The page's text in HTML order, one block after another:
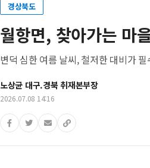
경상북도
월항면, 찾아가는 마
변덕 심한 여름 날씨, 철저한 대비가 필
노상균 대구.경북 취재본부장
2026.07.08 14:16